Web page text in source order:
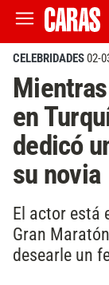
CELEBRIDADES02-
en
dedicó
su novia
El actor está
Gran
desearle un